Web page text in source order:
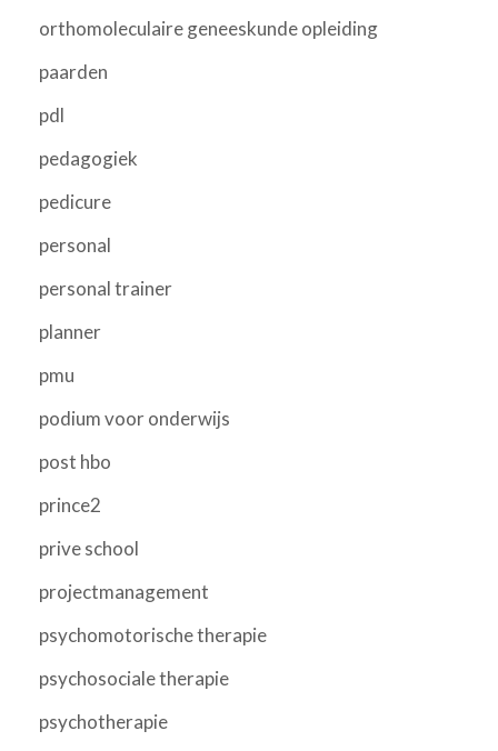
orthomoleculaire geneeskunde opleiding
paarden
pdl
pedagogiek
pedicure
personal
personal trainer
planner
pmu
podium voor onderwijs
post hbo
prince2
prive school
projectmanagement
psychomotorische therapie
psychosociale therapie
psychotherapie